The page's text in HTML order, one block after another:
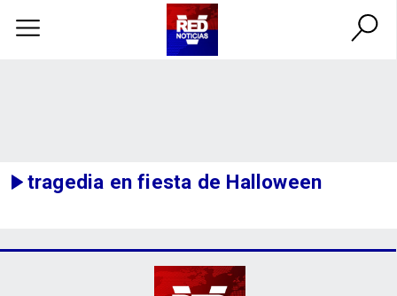
tragedia en fiesta de Halloween